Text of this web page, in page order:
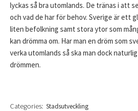
lyckas så bra utomlands. De tränas i att
och vad de har för behov. Sverige är ett
liten befolkning samt stora ytor som
kan drömma om. Har man en dröm som
verka utomlands så ska man dock
drömmen.
Categories: Stadsutveckling